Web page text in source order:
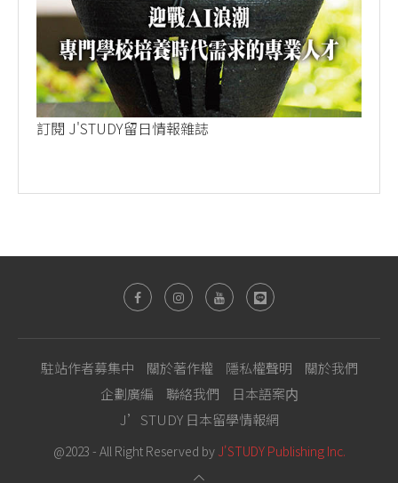
訂閱 J'STUDY留日情報雜誌
駐站作者募集中 關於著作權 隱私權聲明
關於我們
企劃廣編
聯絡我們
日本語案内
J’STUDY 日本留學情報網
@2023 - All Right Reserved by J'STUDY Publishing Inc.